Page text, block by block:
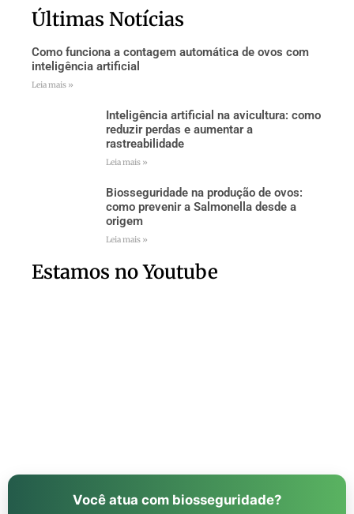
Últimas Notícias
Como funciona a contagem automática de ovos com
inteligência artificial
Leia mais »
Inteligência artificial na avicultura: como
reduzir perdas e aumentar a
rastreabilidade
Leia mais »
Biosseguridade na produção de ovos:
como prevenir a Salmonella desde a
origem
Leia mais »
Estamos no Youtube
Você atua com biosseguridade?